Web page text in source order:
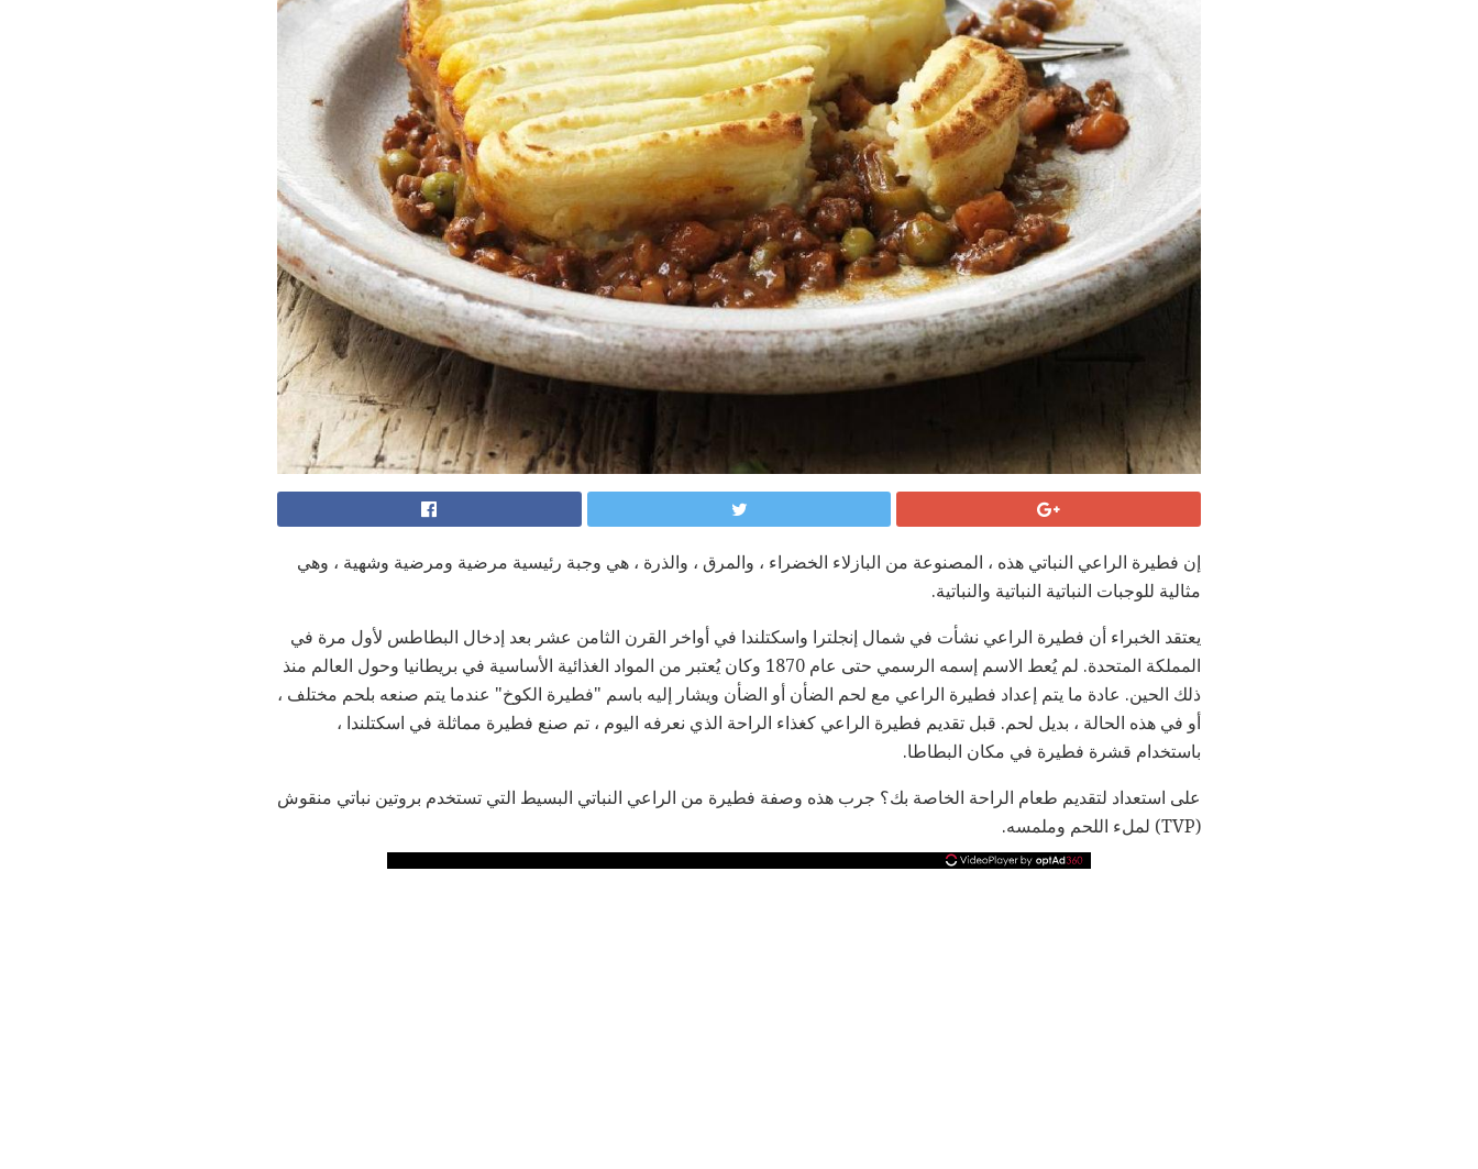
إن فطيرة الراعي النباتي هذه ، المصنوعة من البازلاء الخضراء ، والمرق ، والذرة ، هي وجبة رئيسية مرضية ومرضية وشهية ، وهي
مثالية للوجبات النباتية النباتية والنباتية.
يعتقد الخبراء أن فطيرة الراعي نشأت في شمال إنجلترا واسكتلندا في أواخر القرن الثامن عشر بعد إدخال البطاطس لأول مرة في
المملكة المتحدة. لم يُعط الاسم إسمه الرسمي حتى عام 1870 وكان يُعتبر من المواد الغذائية الأساسية في بريطانيا وحول العالم منذ
ذلك الحين. عادة ما يتم إعداد فطيرة الراعي مع لحم الضأن أو الضأن ويشار إليه باسم "فطيرة الكوخ" عندما يتم صنعه بلحم مختلف ،
أو في هذه الحالة ، بديل لحم. قبل تقديم فطيرة الراعي كغذاء الراحة الذي نعرفه اليوم ، تم صنع فطيرة مماثلة في اسكتلندا ،
باستخدام قشرة فطيرة في مكان البطاطا.
على استعداد لتقديم طعام الراحة الخاصة بك؟ جرب هذه وصفة فطيرة من الراعي النباتي البسيط التي تستخدم بروتين نباتي منقوش
(TVP) لملء اللحم وملمسه.